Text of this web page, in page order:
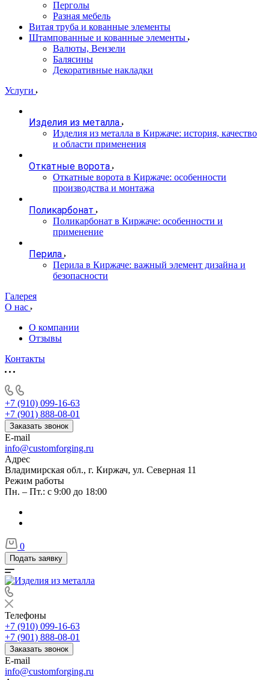
Перголы
Разная мебель
Витая труба и кованные элементы
Штампованные и кованные элементы
Валюты, Вензели
Балясины
Декоративные накладки
Услуги
Изделия из металла
Изделия из металла в Киржаче: история, качество
и области применения
Откатные ворота
Откатные ворота в Киржаче: особенности
производства и монтажа
Поликарбонат
Поликарбонат в Киржаче: особенности и
применение
Перила
Перила в Киржаче: важный элемент дизайна и
безопасности
Галерея
О нас
О компании
Отзывы
Контакты
+7 (910) 099-16-63
+7 (901) 888-08-01
Заказать звонок
E-mail
info@customforging.ru
Адрес
Владимирская обл., г. Киржач, ул. Северная 11
Режим работы
Пн. – Пт.: с 9:00 до 18:00
0
Подать заявку
Телефоны
+7 (910) 099-16-63
+7 (901) 888-08-01
Заказать звонок
E-mail
info@customforging.ru